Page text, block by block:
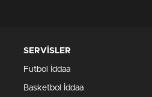
SERVİSLER
Futbol İddaa
Basketbol İddaa